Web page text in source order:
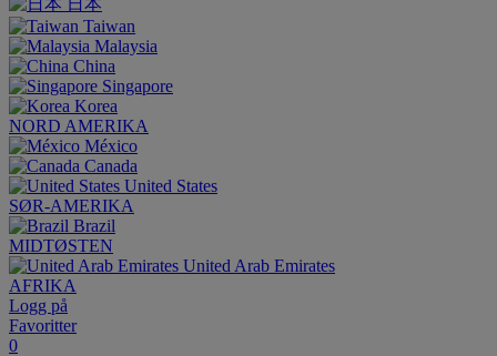
日本
Taiwan
Malaysia
China
Singapore
Korea
NORD AMERIKA
México
Canada
United States
SØR-AMERIKA
Brazil
MIDTØSTEN
United Arab Emirates
AFRIKA
Logg på
Favoritter
0